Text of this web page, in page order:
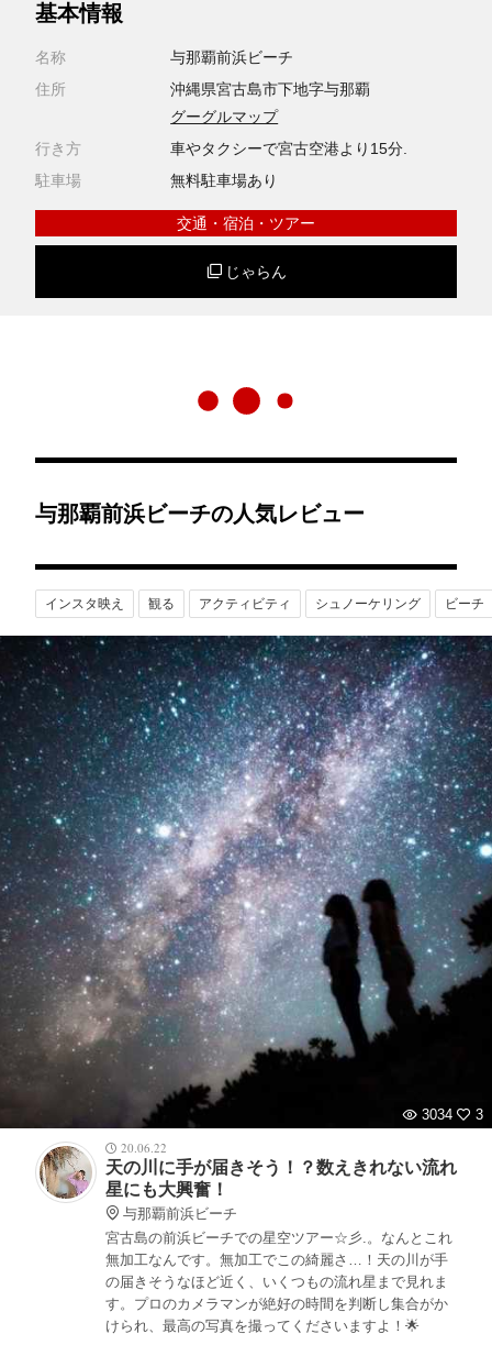
基本情報
名称
与那覇前浜ビーチ
住所
沖縄県宮古島市下地字与那覇
グーグルマップ
行き方
車やタクシーで宮古空港より15分.
駐車場
無料駐車場あり
交通・宿泊・ツアー
じゃらん
与那覇前浜ビーチの人気レビュー
インスタ映え 観る アクティビティ シュノーケリング ビーチ
3034
3
20.06.22
天の川に手が届きそう！？数えきれない流れ
星にも大興奮！
与那覇前浜ビーチ
宮古島の前浜ビーチでの星空ツアー☆彡.。なんとこれ
無加工なんです。無加工でこの綺麗さ…！天の川が手
の届きそうなほど近く、いくつもの流れ星まで見れま
す。プロのカメラマンが絶好の時間を判断し集合がか
けられ、最高の写真を撮ってくださいますよ！🌟